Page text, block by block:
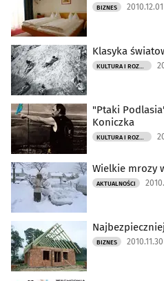
BIZNES
Klasyka
KULTURA I ROZRYWKA
"Ptaki
Koniczka
KULTURA I ROZRYWKA
Wielkie mrozy
AKTUALNOŚCI
BIZNES